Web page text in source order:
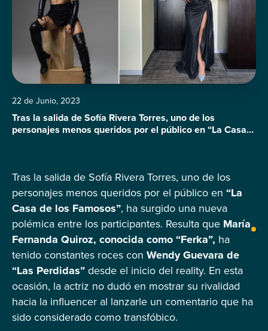
22 de Junio, 2023
Tras la salida de Sofía Rivera Torres, uno de los
personajes menos queridos por el público en “La Casa
Wendy Guevara de “Las Perdidas” desde el inicio del
reality. En esta […]
Tras la salida de Sofía Rivera Torres, uno de los
personajes menos queridos por el público en “La
Casa de los Famosos”, ha surgido una nueva
polémica entre los participantes. Resulta que María
Fernanda Quiroz, conocida como “Ferka”, ha
tenido constantes roces con Wendy Guevara de
“Las Perdidas”desde el inicio del reality. En esta
ocasión, la actriz no dudó en mostrar su rivalidad
hacia la influencer al lanzarle un comentario que ha
sido considerado como transfóbico.